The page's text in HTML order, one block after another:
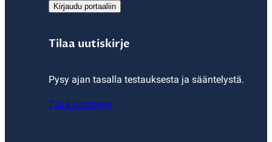
Kirjaudu portaaliin
Tilaa uutiskirje
Pysy ajan tasalla testauksesta ja sääntelystä.
Tilaa uutiskirje